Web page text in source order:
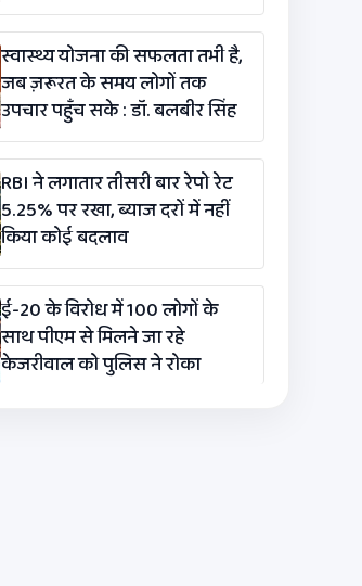
स्वास्थ्य योजना की सफलता तभी है,
जब ज़रूरत के समय लोगों तक
उपचार पहुँच सके : डॉ. बलबीर सिंह
RBI ने लगातार तीसरी बार रेपो रेट
5.25% पर रखा, ब्याज दरों में नहीं
किया कोई बदलाव
ई-20 के विरोध में 100 लोगों के
साथ पीएम से मिलने जा रहे
केजरीवाल को पुलिस ने रोका